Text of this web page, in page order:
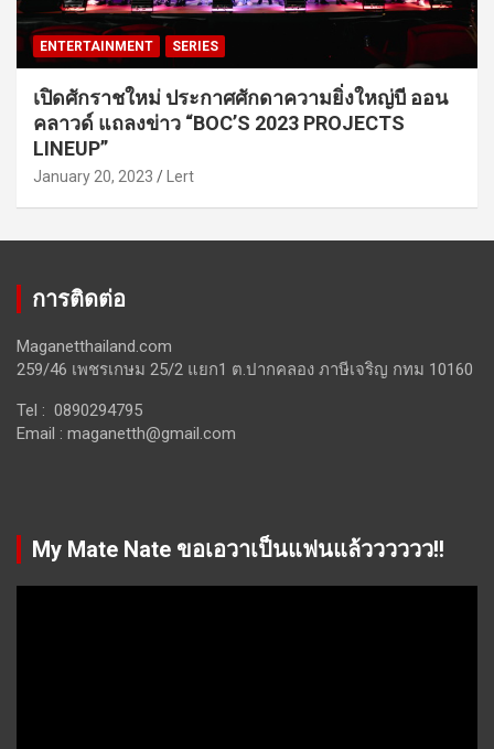
ENTERTAINMENT SERIES
เปิดศักราชใหม่ ประกาศศักดาความยิ่งใหญ่บี ออน
คลาวด์ แถลงข่าว “BOC’S 2023 PROJECTS
LINEUP”
January 20, 2023 Lert
การติดต่อ
Maganetthailand.com
259/46 เพชรเกษม 25/2 แยก1 ต.ปากคลอง ภาษีเจริญ กทม 10160
Tel : 0890294795
Email : maganetth@gmail.com
My Mate Nate ขอเอวาเป็นแฟนแล้วววววว!!